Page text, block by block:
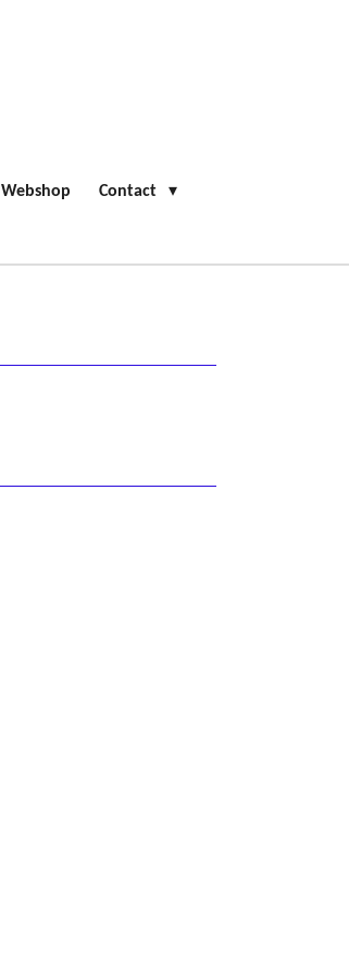
Webshop Contact